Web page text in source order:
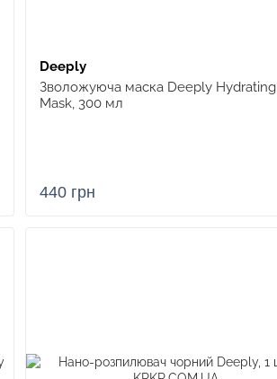
Deeply
Зволожуюча маска Deeply Hydrating
Mask, 300 мл
440 грн